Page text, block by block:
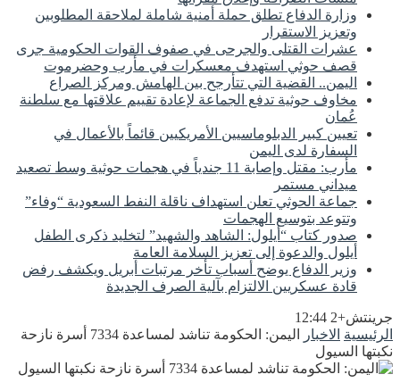
وزارة الدفاع تطلق حملة أمنية شاملة لملاحقة المطلوبين
وتعزيز الاستقرار
عشرات القتلى والجرحى في صفوف القوات الحكومية جرى
قصف حوثي استهدف معسكرات في مأرب وحضرموت
اليمن.. القضية التي تتأرجح بين الهامش ومركز الصراع
مخاوف حوثية تدفع الجماعة لإعادة تقييم علاقتها مع سلطنة
عُمان
تعيين كبير الدبلوماسيين الأمريكيين قائماً بالأعمال في
السفارة لدى اليمن
مأرب: مقتل وإصابة 11 جندياً في هجمات حوثية وسط تصعيد
ميداني مستمر
جماعة الحوثي تعلن استهداف ناقلة النفط السعودية “وفاء”
وتتوعد بتوسيع الهجمات
صدور كتاب “أيلول: الشاهد والشهيد” لتخليد ذكرى الطفل
أيلول والدعوة إلى تعزيز السلامة العامة
وزير الدفاع يوضح أسباب تأخر مرتبات أبريل ويكشف رفض
قادة عسكريين الالتزام بآلية الصرف الجديدة
جرينتش+2 12:44
الرئيسية الاخبار
اليمن: الحكومة تناشد لمساعدة 7334 أسرة نازحة
نكبتها السيول